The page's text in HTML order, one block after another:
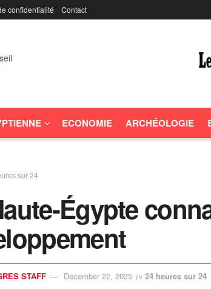
confidentialité Contact
ECONOMIE ARCHÉOLOGIE
sur 24
Égypte
STAFF December 22, 2025 in 24 heures sur 24